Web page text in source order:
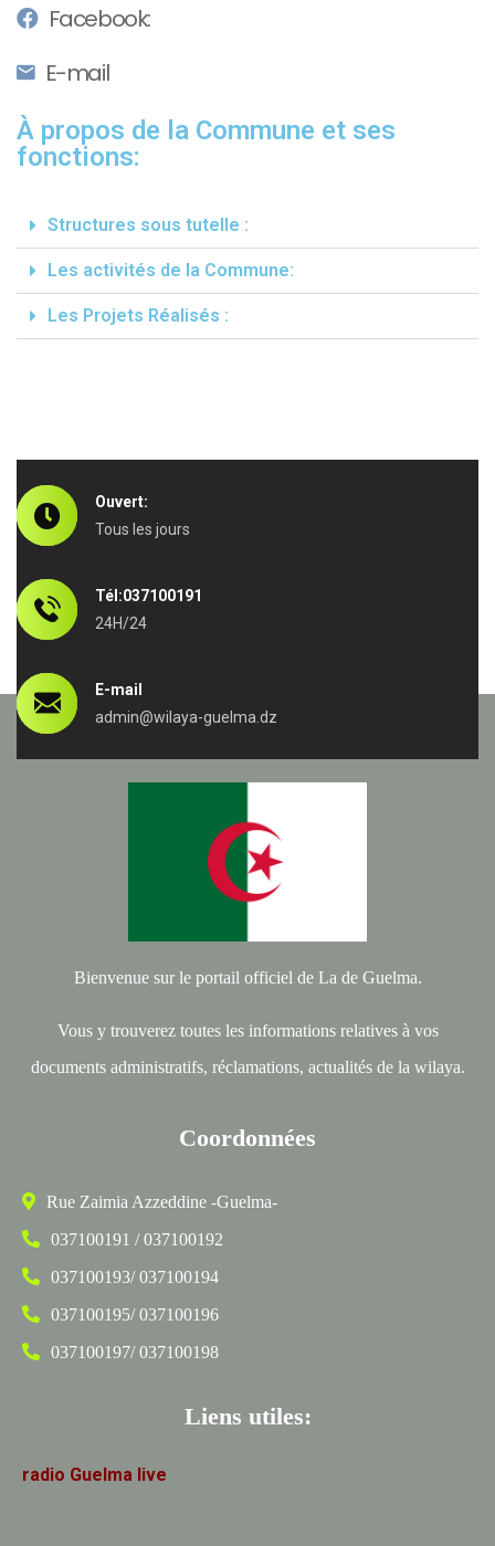
Facebook:
E-mail
À propos de la Commune et ses
fonctions:
Structures sous tutelle :
Les activités de la Commune:
Les Projets Réalisés :
Ouvert:
Tous les jours
Tél:037100191
24H/24
E-mail
admin@wilaya-guelma.dz
Bienvenue sur le portail officiel de La de Guelma.
Vous y trouverez toutes les informations relatives à vos
documents administratifs, réclamations, actualités de la wilaya.
Coordonnées
Rue Zaimia Azzeddine -Guelma-
037100191 / 037100192
037100193/ 037100194
037100195/ 037100196
037100197/ 037100198
Liens utiles:
radio Guelma live